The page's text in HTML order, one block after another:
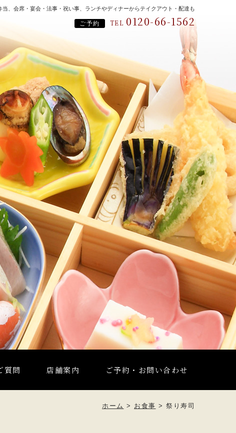
当、会席・宴会・法事・祝い事、ランチやディナーからテイクアウト・配達も
ご予約 TEL 0120-66-1562
質問 店舗案内 ご予約・お問い合わせ
ホーム > お食事 > 祭り寿司